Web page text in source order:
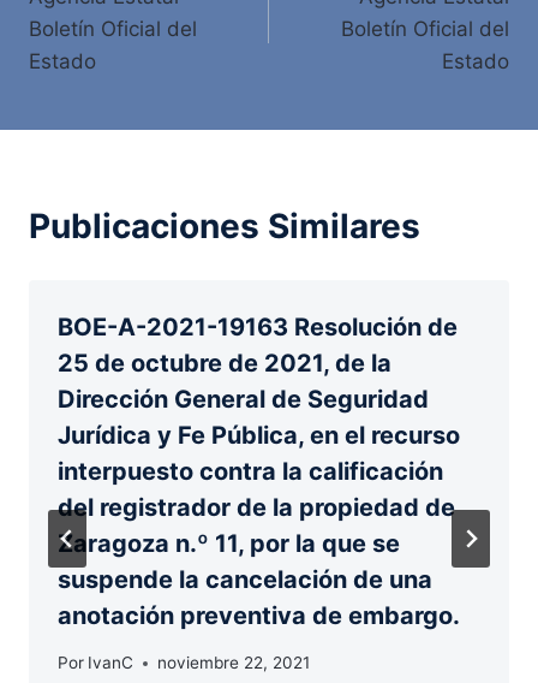
de
entradas
Boletín Oficial del
Estado
Boletín Oficial del
Estado
Publicaciones Similares
BOE-A-2021-19163 Resolución de
25 de octubre de 2021, de la
Dirección General de Seguridad
Jurídica y Fe Pública, en el recurso
interpuesto contra la calificación
del registrador de la propiedad de
Zaragoza n.º 11, por la que se
suspende la cancelación de una
anotación preventiva de embargo.
Por IvanC noviembre 22, 2021